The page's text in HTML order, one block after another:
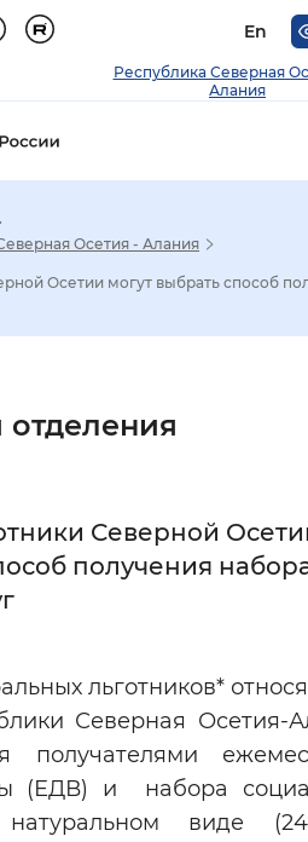
En
Республика Северная
Алания
отображения
С засечками
Цвет сайта
Инверсивный
Синий фон
Осетия - Алания
Осетии могут выбрать способ
отделения
Северной
получения
льготников*
Северная Осетия-
получателями
(ЕДВ) и набора
виде